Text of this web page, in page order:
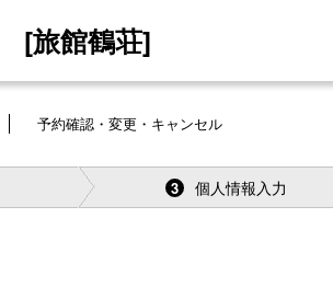
[旅館鶴荘]
予約確認・変更・キャンセル
3 個人情報入力